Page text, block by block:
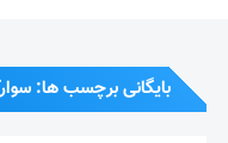
بایگانی برچسب ها: